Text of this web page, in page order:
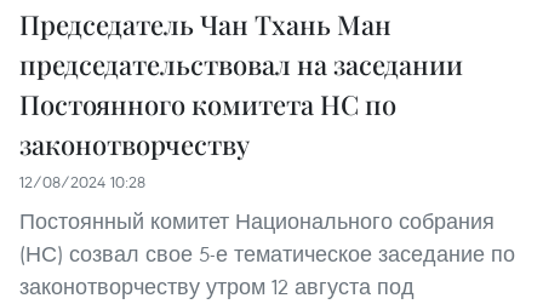
Председатель Чан Тхань Ман
председательствовал на заседании
Постоянного комитета НС по
законотворчеству
12/08/2024 10:28
Постоянный комитет Национального собрания
(НС) созвал свое 5-е тематическое заседание по
законотворчеству утром 12 августа под